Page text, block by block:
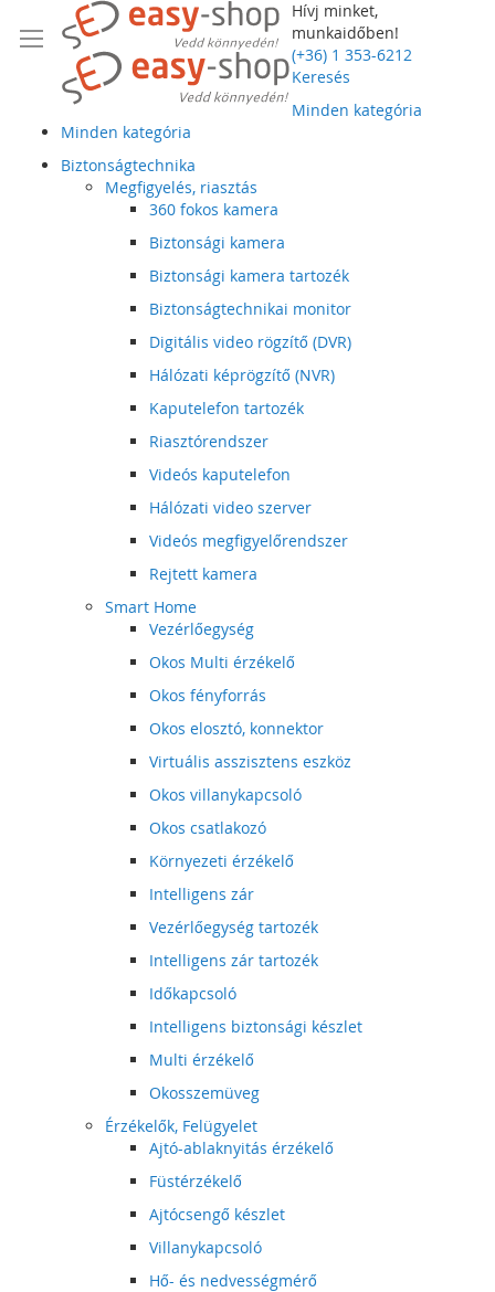
Hívj minket,
munkaidőben!
(+36) 1 353-6212
Keresés
Minden kategória
Minden kategória
Biztonságtechnika
Megfigyelés, riasztás
360 fokos kamera
Biztonsági kamera
Biztonsági kamera tartozék
Biztonságtechnikai monitor
Digitális video rögzítő (DVR)
Hálózati képrögzítő (NVR)
Kaputelefon tartozék
Riasztórendszer
Videós kaputelefon
Hálózati video szerver
Videós megfigyelőrendszer
Rejtett kamera
Smart Home
Vezérlőegység
Okos Multi érzékelő
Okos fényforrás
Okos elosztó, konnektor
Virtuális asszisztens eszköz
Okos villanykapcsoló
Okos csatlakozó
Környezeti érzékelő
Intelligens zár
Vezérlőegység tartozék
Intelligens zár tartozék
Időkapcsoló
Intelligens biztonsági készlet
Multi érzékelő
Okosszemüveg
Érzékelők, Felügyelet
Ajtó-ablaknyitás érzékelő
Füstérzékelő
Ajtócsengő készlet
Villanykapcsoló
Hő- és nedvességmérő